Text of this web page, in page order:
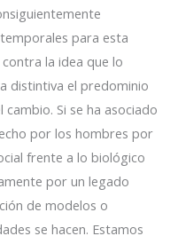
para esta
la idea que lo
distintiva el predominio
Si se ha asociado
por los hombres por
frente a lo biológico
por un legado
de modelos o
se hacen. Estamos